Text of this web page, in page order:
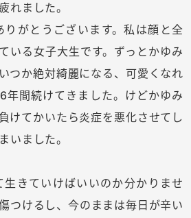
れました。
りがとうございます。私は顔と全
いる女子大生です。ずっとかゆみ
つか絶対綺麗になる、可愛くなれ
年間続けてきました。けどかゆみ
けてかいたら炎症を悪化させてし
いました。
生きていけばいいのか分かりませ
つけるし、今のままは毎日が辛い